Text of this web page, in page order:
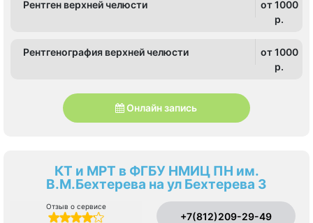
Рентген верхней челюсти
от 1000
p.
Рентгенография верхней челюсти
от 1000
p.
Онлайн запись
КТ и МРТ в ФГБУ НМИЦ ПН им.
В.М.Бехтерева на ул Бехтерева 3
Отзыв о сервисе
+7(812)209-29-49